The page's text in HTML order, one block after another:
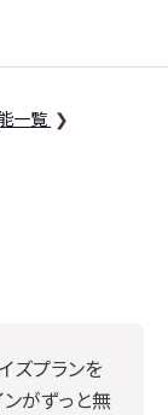
ップ！レンタル
一覧
ズプランを
がずっと無